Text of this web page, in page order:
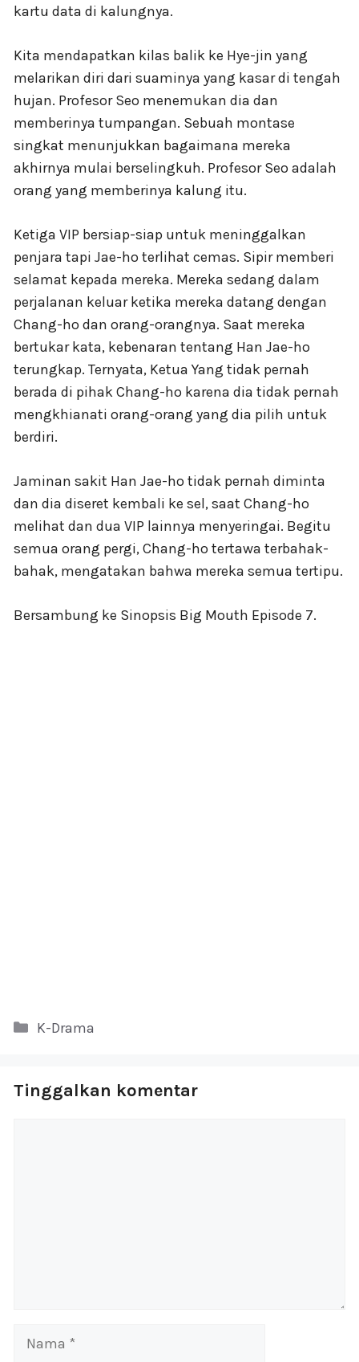
kartu data di kalungnya.
Kita mendapatkan kilas balik ke Hye-jin yang
melarikan diri dari suaminya yang kasar di tengah
hujan. Profesor Seo menemukan dia dan
memberinya tumpangan. Sebuah montase
singkat menunjukkan bagaimana mereka
akhirnya mulai berselingkuh. Profesor Seo adalah
orang yang memberinya kalung itu.
Ketiga VIP bersiap-siap untuk meninggalkan
penjara tapi Jae-ho terlihat cemas. Sipir memberi
selamat kepada mereka. Mereka sedang dalam
perjalanan keluar ketika mereka datang dengan
Chang-ho dan orang-orangnya. Saat mereka
bertukar kata, kebenaran tentang Han Jae-ho
terungkap. Ternyata, Ketua Yang tidak pernah
berada di pihak Chang-ho karena dia tidak pernah
mengkhianati orang-orang yang dia pilih untuk
berdiri.
Jaminan sakit Han Jae-ho tidak pernah diminta
dan dia diseret kembali ke sel, saat Chang-ho
melihat dan dua VIP lainnya menyeringai. Begitu
semua orang pergi, Chang-ho tertawa terbahak-
bahak, mengatakan bahwa mereka semua tertipu.
Bersambung ke Sinopsis Big Mouth Episode 7.
Kategori
K-Drama
Tinggalkan komentar
Nama